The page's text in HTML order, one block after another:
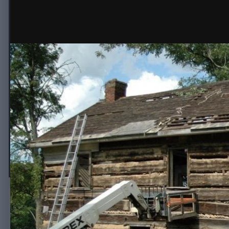
© с
Канадский рубленый
рубленый дом канадский деревянный дом